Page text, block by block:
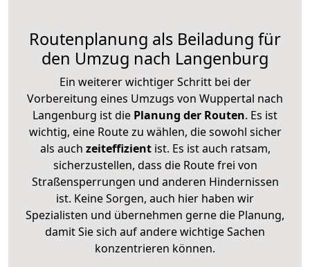
Routenplanung als Beiladung für
den Umzug nach Langenburg
Ein weiterer wichtiger Schritt bei der
Vorbereitung eines Umzugs von Wuppertal nach
Langenburg ist die Planung der Routen. Es ist
wichtig, eine Route zu wählen, die sowohl sicher
als auch zeiteffizientist. Es ist auch ratsam,
sicherzustellen, dass die Route frei von
Straßensperrungen und anderen Hindernissen
ist. Keine Sorgen, auch hier haben wir
Spezialisten und übernehmen gerne die Planung,
damit Sie sich auf andere wichtige Sachen
konzentrieren können.